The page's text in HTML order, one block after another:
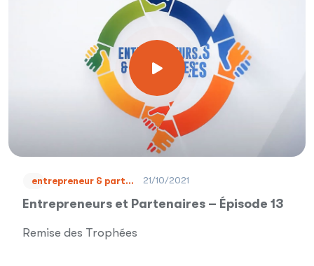
entrepreneur & part... 21/10/2021
Entrepreneurs et Partenaires – Épisode 13
Remise des Trophées